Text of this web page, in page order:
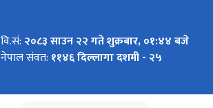
वि.सं: २०८३ साउन २२ गते शुक्रबार, ०१:४४ बजे
नेपाल संवत: ११४६ दिल्लागा दशमी - २५